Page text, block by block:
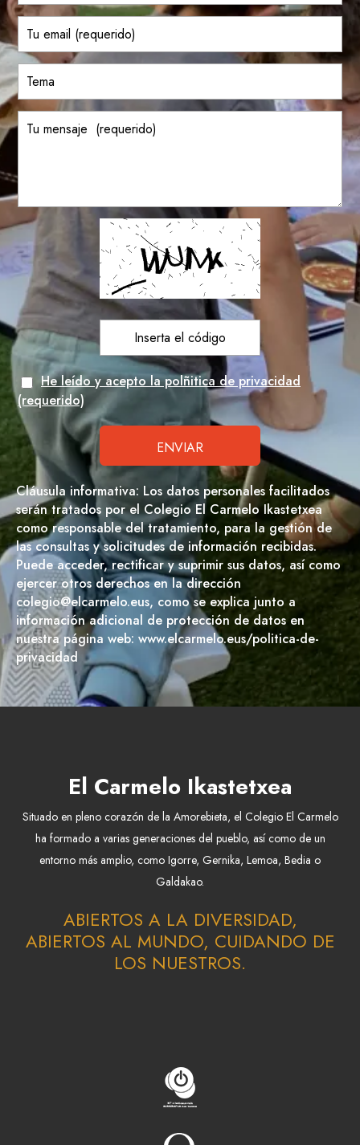
He leído y acepto la polñitica de privacidad
(requerido)
Cláusula informativa: Los datos personales facilitados
serán tratados por el Colegio El Carmelo Ikastetxea
como responsable del tratamiento, para la gestión de
las consultas y solicitudes de información recibidas.
Puede acceder, rectificar y suprimir sus datos, así como
ejercer otros derechos en la dirección
colegio@elcarmelo.eus, como se explica junto a
información adicional de protección de datos en
nuestra página web: www.elcarmelo.eus/politica-de-
privacidad
El Carmelo Ikastetxea
Situado en pleno corazón de la Amorebieta, el Colegio El Carmelo
ha formado a varias generaciones del pueblo, así como de un
entorno más amplio, como Igorre, Gernika, Lemoa, Bedia o
Galdakao.
ABIERTOS A LA DIVERSIDAD,
ABIERTOS AL MUNDO, CUIDANDO DE
LOS NUESTROS.